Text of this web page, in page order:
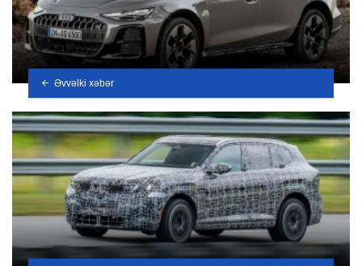
Əvvəlki xəbər